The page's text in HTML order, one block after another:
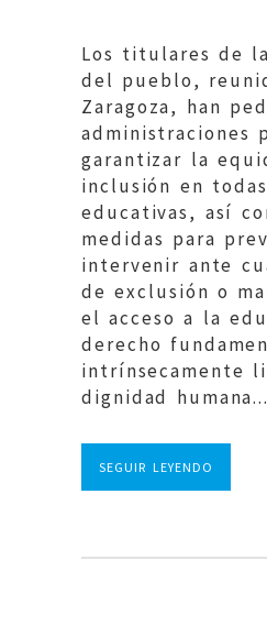
Los titulares de
del pueblo,
Zaragoza, han
administraciones
garantizar la
inclusión en
educativas, así
medidas para
intervenir ante
de exclusión o
el acceso a la
derecho
intrínsecamente
dignidad
SEGUIR LEYENDO